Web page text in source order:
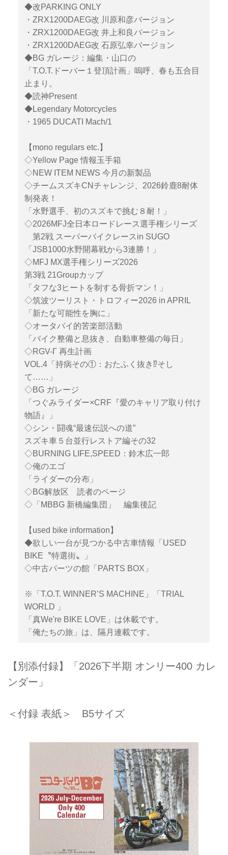
◆改PARKING ONLY
・ZRX1200DAEG改 川原和彦バージョン
・ZRX1200DAEG改 井上和良バージョン
・ZRX1200DAEG改 石原弘幸バージョン
◆BG ガレージ：編集・山口の
「T.O.T.ドーバー１登頂計画」嗚呼、春も五合目
止まり。
◆読神Present
◆Legendary Motorcycles
・1965 DUCATI Mach/1
【mono regulars etc.】
◇Yellow Page 情報玉手箱
◇NEW ITEM NEWS 今月の新製品
◇チームスズキCNチャレンジ、2026鈴鹿8耐体
制発表！
「水野選手、初のスズキで挑む８耐！」
◇2026MFJ全日本ロードレース選手権シリーズ
第2戦 スーパーバイクレースin SUGO
「JSB1000水野開幕戦から3連勝！」
◇MFJ MX選手権シリーズ2026
第3戦 21Groupカップ
「タフな3ヒートを制する骨折マン！」
◇筑波ツーリスト・トロフィー2026 in APRIL
「新たな可能性を胸に」
◇オータバイ的苦楽部活動
「バイク整備と息抜き、自動車整備の毎日」
◇RGV-Γ 再生計画
VOL.4「持病その①：おたふく抜き⁉︎そし
て……」
◇BG ガレージ
「つぐみライダー×CRF『愛のキャリア取り付け
物語』」
◇シン・闘魂“最速伝説への道”
スズキ車５台並行レストア編その32
◇BURNING LIFE,SPEED：鈴木広一郎
◇俺のエゴ
「ライダーの分布」
◇BG解放区 読者のページ
◇「MBBG 新橋編集団」 編集後記
【used bike information】
◆欲しい一台が見つかる中古車情報「USED
BIKE〝特選街〟」
◇中古パーツの館「PARTS BOX」
※「T.O.T. WINNER’S MACHINE」「TRIAL
WORLD 」
「真We're BIKE LOVE」は休載です。
「俺たちの旅」は、隔月連載です。
【別添付録】「2026下半期 オンリー400 カレ
ンダー」
＜付録 表紙＞ B5サイズ